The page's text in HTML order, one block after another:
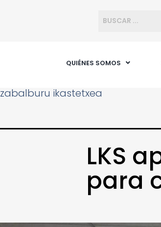
QUIÉNES SOMOS
zabalburu ikastetxea
LKS
para